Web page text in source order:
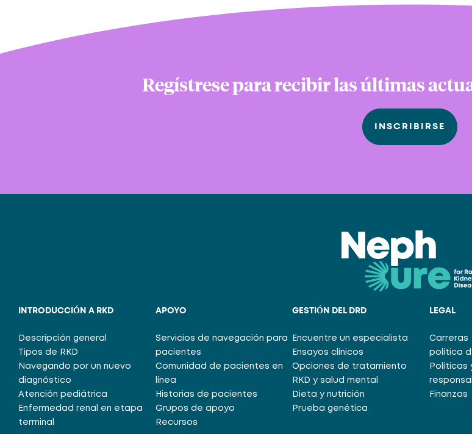
Regístrese para recibir las últimas
INSCRIBIRSE
INTRODUCCIÓN A RKD
Descripción general
Tipos de RKD
Navegando por un nuevo
diagnóstico
Atención pediátrica
Enfermedad renal en etapa
terminal
APOYO
Servicios de navegación para
pacientes
Comunidad de pacientes en
línea
Historias de pacientes
Grupos de apoyo
Recursos
GESTIÓN DEL DRD
Encuentre un especialista
Ensayos clínicos
Opciones de tratamiento
RKD y salud mental
Dieta y nutrición
Prueba genética
LEGAL
Carreras
política
Políticas
Finanzas